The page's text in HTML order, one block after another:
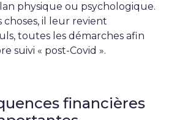
physique ou psychologique.
choses, il leur revient
toutes les démarches afin
suivi « post-Covid ».
financières